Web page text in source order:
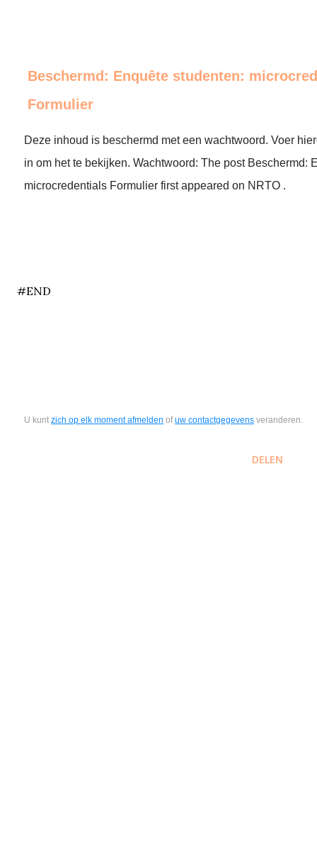
Beschermd: Enquête studenten:
Formulier
Deze inhoud is beschermd met een wachtwoord. Voer
in om het te bekijken. Wachtwoord: The post Beschermd:
microcredentials Formulier first appeared on NRTO .
#END
U kunt zich op elk moment afmelden ofuw contactgegevens veranderen.
DELEN